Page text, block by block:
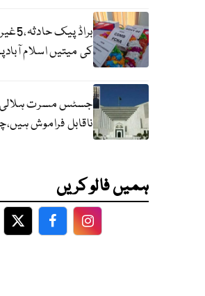
براڈ
کی میتیں اسلام
جسٹس مسرت ہلالی
ناقابل فراموش
ہمیں فالو کریں
TwitterFacebookFacebook